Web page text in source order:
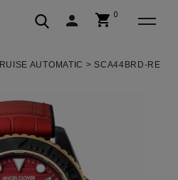
ルクローバー | ANGEL
person shopping_cart 0
AUTOMATIC SCA44BRD-RE